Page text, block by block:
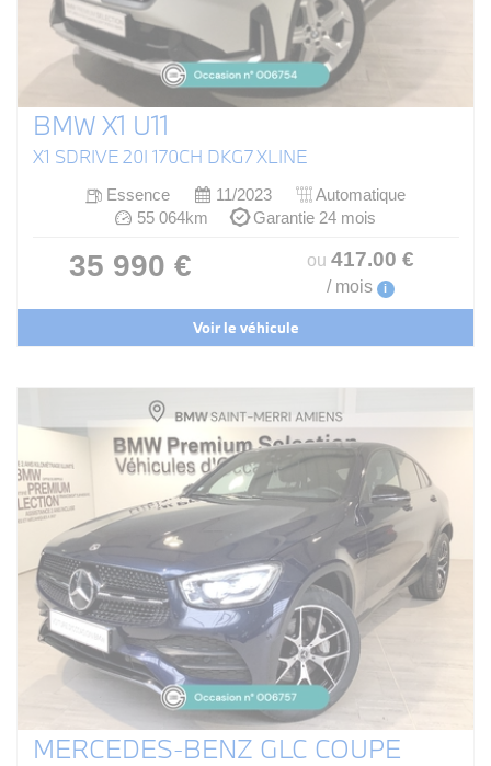
BMW X1 U11
X1 SDRIVE 20I 170CH DKG7 XLINE
Essence 11/2023
Automatique
55 064km
Garantie 24 mois
35 990 € ou 417.00 €
/ mois i
Voir le véhicule
MERCEDES-BENZ GLC COUPE